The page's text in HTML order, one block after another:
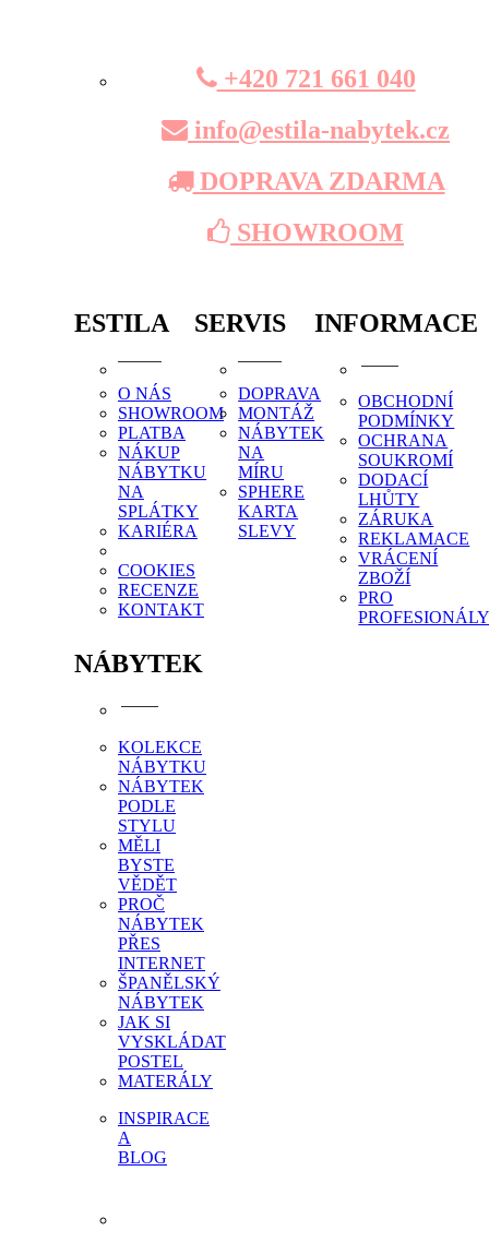
+420 721 661 040
info@estila-nabytek.cz
DOPRAVA ZDARMA
SHOWROOM
ESTILA
O NÁS
SHOWROOM
PLATBA
NÁKUP
NÁBYTKU
NA
SPLÁTKY
KARIÉRA
COOKIES
RECENZE
KONTAKT
SERVIS
DOPRAVA
MONTÁŽ
NÁBYTEK
NA
MÍRU
SPHERE
KARTA
SLEVY
INFORMACE
OBCHODNÍ
PODMÍNKY
OCHRANA
SOUKROMÍ
DODACÍ
LHŮTY
ZÁRUKA
REKLAMACE
VRÁCENÍ
ZBOŽÍ
PRO
NÁBYTEK
KOLEKCE
NÁBYTKU
NÁBYTEK
PODLE
STYLU
MĚLI
BYSTE
VĚDĚT
PROČ
NÁBYTEK
PŘES
INTERNET
ŠPANĚLSKÝ
NÁBYTEK
JAK SI
VYSKLÁDAT
POSTEL
MATERÁLY
INSPIRACE
A
BLOG